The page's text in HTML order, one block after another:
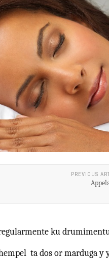
PREVIOUS
ku
ta dos or marduga y